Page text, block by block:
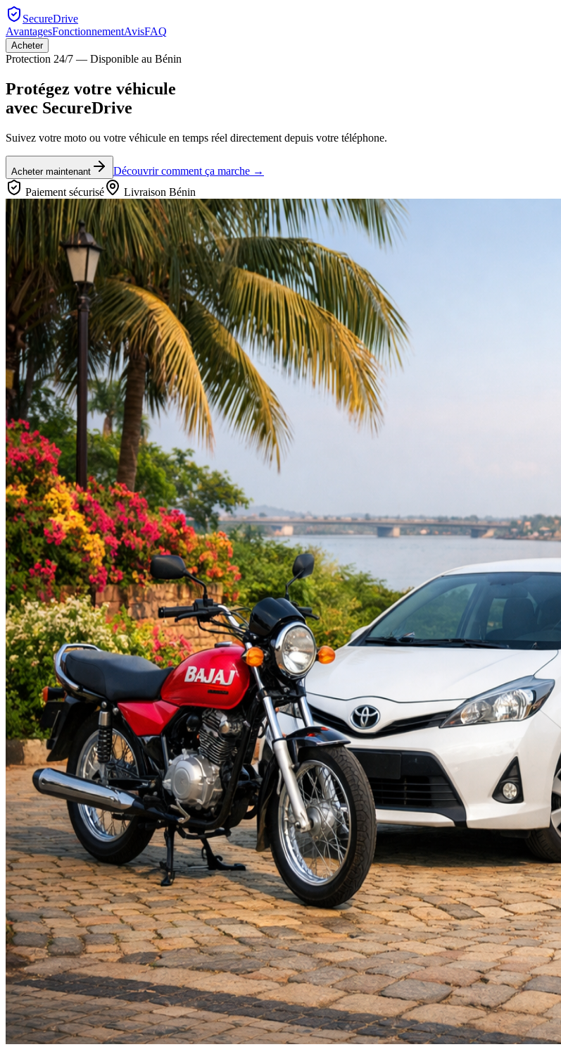
SecureDrive
AvantagesFonctionnementAvisFAQ
Acheter
Protection 24/7 — Disponible au Bénin
Protégez votre véhicule
avec SecureDrive
Suivez votre moto ou votre véhicule en temps réel directement depuis votre téléphone.
Acheter maintenant
Découvrir comment ça marche →
Paiement sécurisé
Livraison Bénin